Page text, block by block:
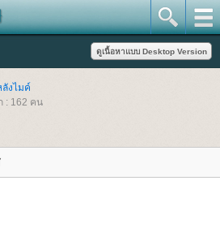
งไมค์
: 162 คน